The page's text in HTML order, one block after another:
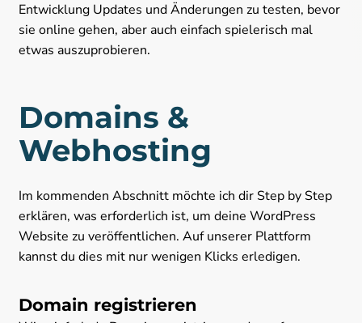
Entwicklung Updates und Änderungen zu testen, bevor
sie online gehen, aber auch einfach spielerisch mal
etwas auszuprobieren.
Domains &
Webhosting
Im kommenden Abschnitt möchte ich dir Step by Step
erklären, was erforderlich ist, um deine WordPress
Website zu veröffentlichen. Auf unserer Plattform
kannst du dies mit nur wenigen Klicks erledigen.
Domain registrieren